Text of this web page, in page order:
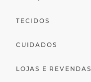
TECIDOS
CUIDADOS
LOJAS E REVENDAS